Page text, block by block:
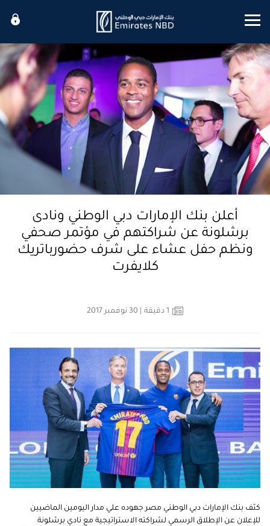
Mobile menu
أعلن بنك الإمارات دبي الوطني ونادى
برشلونة عن شراكتهم في مؤتمر صحفي
ونظم حفل عشاء على شرف حضورباتريك
كلايفرت
1 دقيقة
كثف بنك الإمارات دبي الوطني مصر جهوده علي مدار اليومين الماضيين
للإعلان عن الإطلاق الرسمي لشراكته الاستراتيجية مع نادي برشلونة